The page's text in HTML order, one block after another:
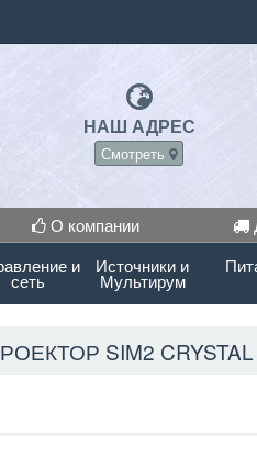
НАШ АДРЕС
Смотреть
О компании
и
сеть
Источники и
Мультирум
SIM2 CRYSTAL